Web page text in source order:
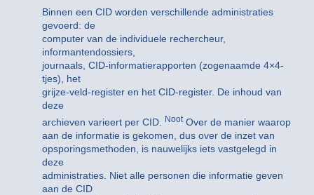
Binnen een CID worden verschillende administraties
gevoerd: de
computer van de individuele rechercheur,
informantendossiers,
journaals, CID-informatierapporten (zogenaamde 4×4-
tjes), het
grijze-veld-register en het CID-register. De inhoud van
deze
archieven varieert per CID.
NootOver de manier waarop
aan de informatie is gekomen, dus over de inzet van
opsporingsmethoden, is nauwelijks iets vastgelegd in
deze
administraties. Niet alle personen die informatie geven
aan de CID